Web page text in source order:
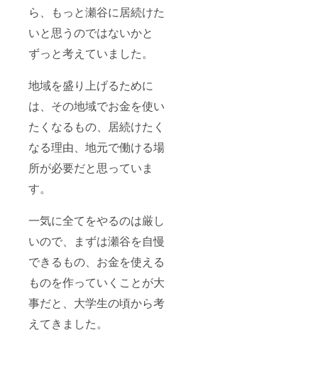
ら、もっと瀬谷に居続けた
いと思うのではないかと
ずっと考えていました。
地域を盛り上げるために
は、その地域でお金を使い
たくなるもの、居続けたく
なる理由、地元で働ける場
所が必要だと思っていま
す。
一気に全てをやるのは厳し
いので、まずは瀬谷を自慢
できるもの、お金を使える
ものを作っていくことが大
事だと、大学生の頃から考
えてきました。